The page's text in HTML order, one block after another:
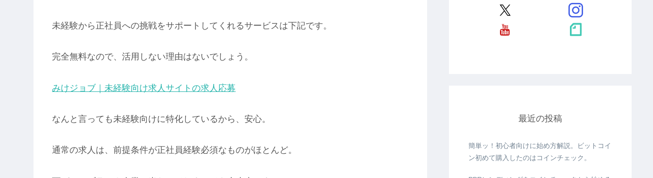
未経験から正社員への挑戦をサポートしてくれるサービスは下記です。
完全無料なので、活用しない理由はないでしょう。
みけジョブ｜未経験向け求人サイトの求人応募
なんと言っても未経験向けに特化しているから、安心。
通常の求人は、前提条件が正社員経験必須なものがほとんど。
最近の投稿
簡単ッ！初心者向けに始め方解説。ビットコイ
ン初めて購入したのはコインチェック。